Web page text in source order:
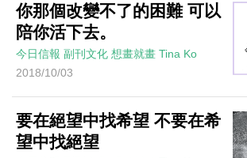
你那個改變不了的困難 可以
陪你活下去。
今日信報 副刊文化 想畫就畫 Tina Ko
2018/10/03
要在絕望中找希望 不要在希
望中找絕望